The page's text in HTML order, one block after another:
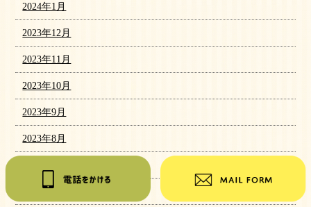
2024年1月
2023年12月
2023年11月
2023年10月
2023年9月
2023年8月
2023年6月